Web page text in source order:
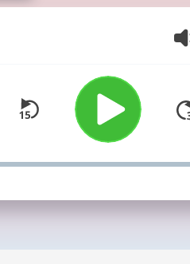
kommer med
og brugbare
samarbejde
og
bl.a. BOLIGEN
udkommer